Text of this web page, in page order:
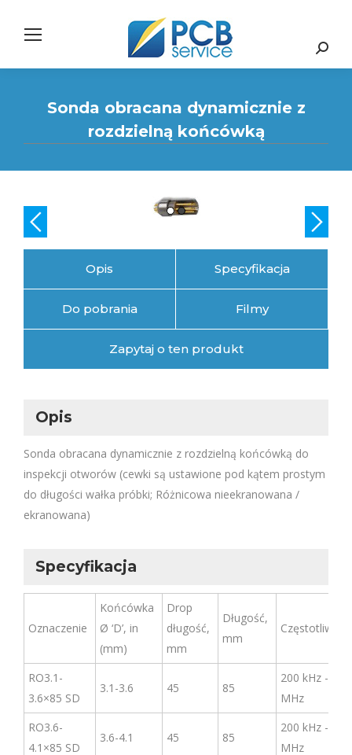
Search:
Sonda obracana dynamicznie z
rozdzielną końcówką
Opis Specyfikacja
Do pobrania Filmy
Zapytaj o ten produkt
Opis
Sonda obracana dynamicznie z rozdzielną końcówką do
inspekcji otworów (cewki są ustawione pod kątem prostym
do długości wałka próbki; Różnicowa nieekranowana /
ekranowana)
Specyfikacja
Oznaczenie
Końcówka
Ø ‘D’, in
(mm)
Drop
długość,
mm
Długość,
mm
Częstotliwość
RO3.1-
3.6×85 SD
3.1-3.6 45 85
200 kHz -3
MHz
RO3.6-
4.1×85 SD
3.6-4.1 45 85
200 kHz -3
MHz